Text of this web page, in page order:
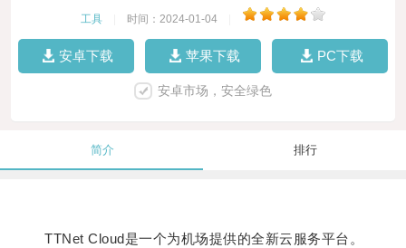
工具 时间：2024-01-04
安卓下载 苹果下载 PC下载
安卓市场，安全绿色
简介 排行
TTNet Cloud是一个为机场提供的全新云服务平台。